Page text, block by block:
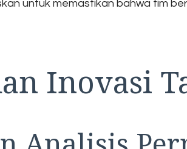
untuk memastikan bahwa tim
Inovasi